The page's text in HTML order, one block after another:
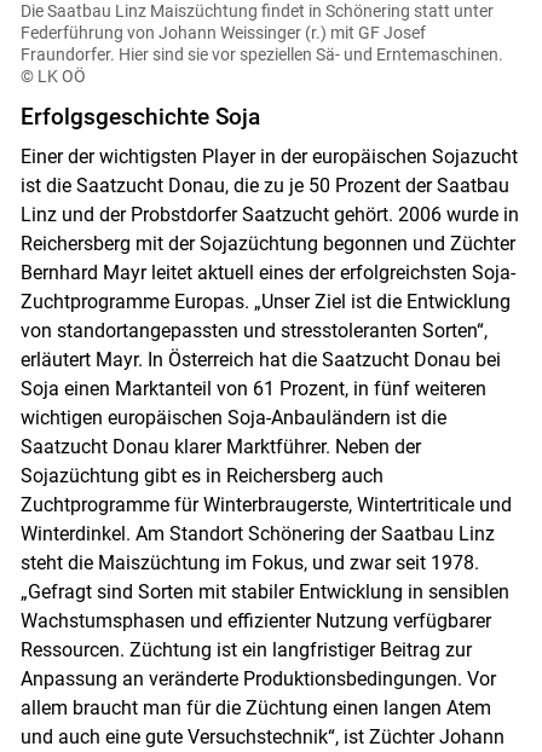
Die Saatbau Linz Maiszüchtung findet in Schönering statt unter
Federführung von Johann Weissinger (r.) mit GF Josef
Fraundorfer. Hier sind sie vor speziellen Sä- und Erntemaschinen.
© LK OÖ
Erfolgsgeschichte Soja
Einer der wichtigsten Player in der europäischen Sojazucht
ist die Saatzucht Donau, die zu je 50 Prozent der Saatbau
Linz und der Probstdorfer Saatzucht gehört. 2006 wurde in
Reichersberg mit der Sojazüchtung begonnen und Züchter
Bernhard Mayr leitet aktuell eines der erfolgreichsten Soja-
Zuchtprogramme Europas. „Unser Ziel ist die Entwicklung
von standortangepassten und stresstoleranten Sorten“,
erläutert Mayr. In Österreich hat die Saatzucht Donau bei
Soja einen Marktanteil von 61 Prozent, in fünf weiteren
wichtigen europäischen Soja-Anbauländern ist die
Saatzucht Donau klarer Marktführer. Neben der
Sojazüchtung gibt es in Reichersberg auch
Zuchtprogramme für Winterbraugerste, Wintertriticale und
Winterdinkel. Am Standort Schönering der Saatbau Linz
steht die Maiszüchtung im Fokus, und zwar seit 1978.
„Gefragt sind Sorten mit stabiler Entwicklung in sensiblen
Wachstumsphasen und effizienter Nutzung verfügbarer
Ressourcen. Züchtung ist ein langfristiger Beitrag zur
Anpassung an veränderte Produktionsbedingungen. Vor
allem braucht man für die Züchtung einen langen Atem
und auch eine gute Versuchstechnik“, ist Züchter Johann